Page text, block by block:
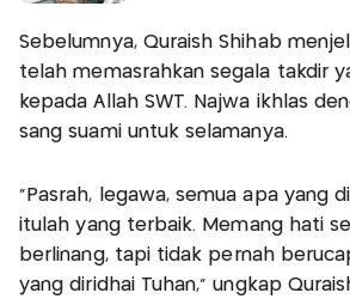
Sebelumnya, Quraish Shihab
telah memasrahkan segala takdir
kepada Allah SWT. Najwa ikhlas
sang suami untuk selamanya.
"Pasrah, legawa, semua apa yang
itulah yang terbaik. Memang hati
berlinang, tapi tidak pernah
yang diridhai Tuhan," ungkap